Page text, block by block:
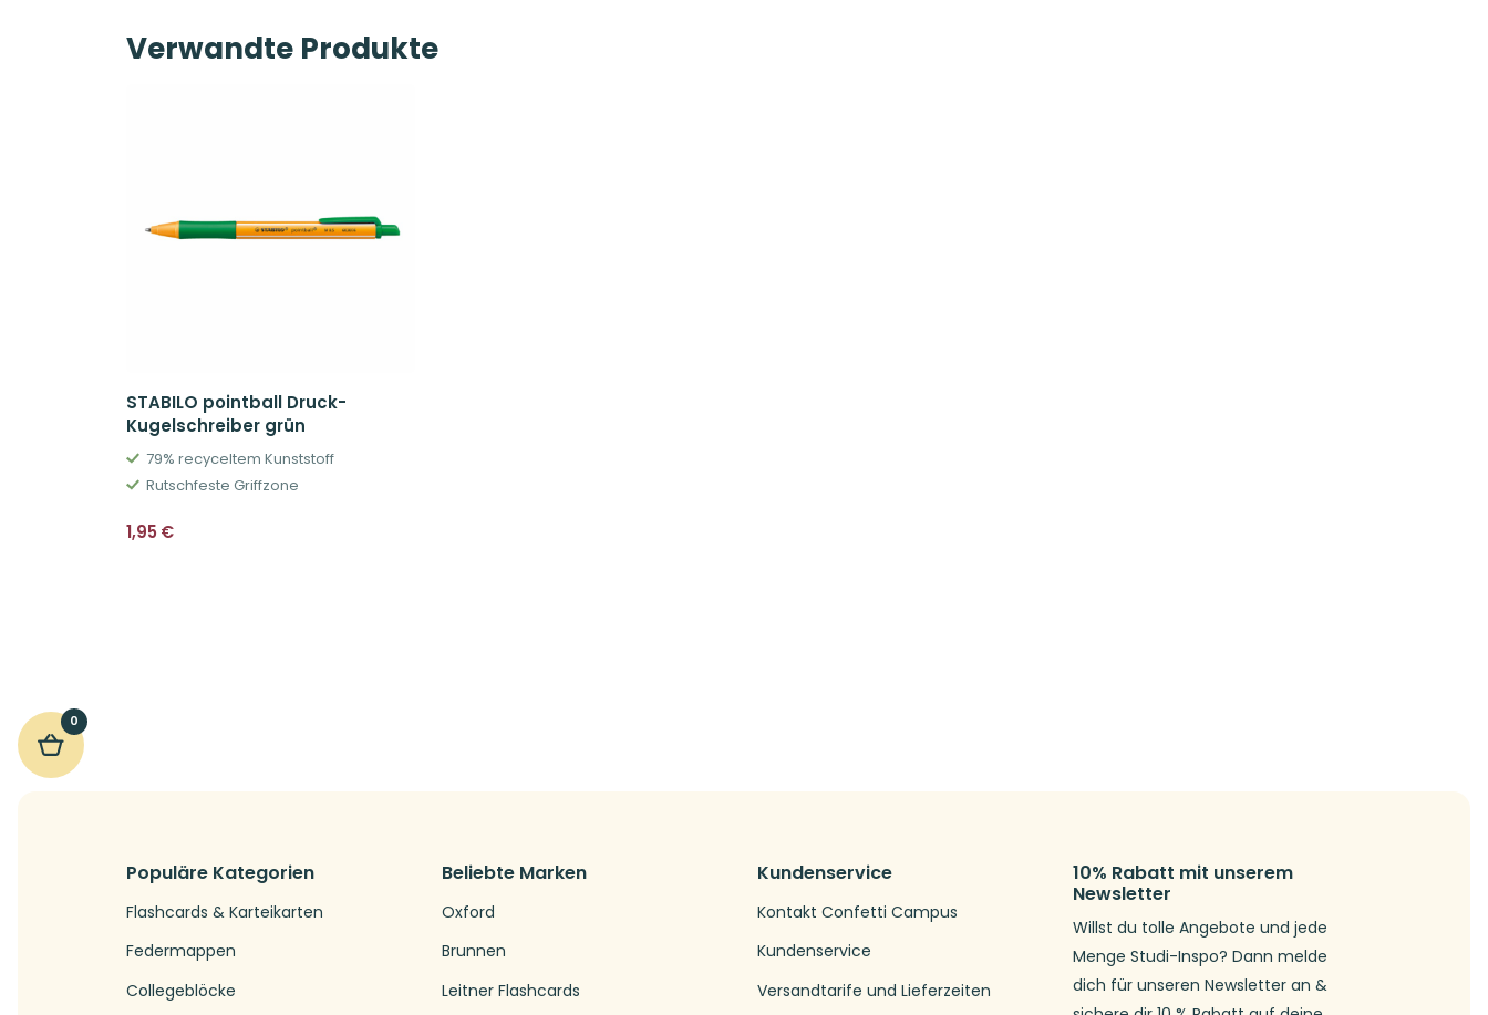
Verwandte Produkte
STABILO pointball Druck-
Kugelschreiber grün
79% recyceltem Kunststoff
Rutschfeste Griffzone
1,95 €
0
Populäre Kategorien
Flashcards & Karteikarten
Federmappen
Collegeblöcke
Beliebte Marken
Oxford
Brunnen
Leitner Flashcards
Kundenservice
Kontakt Confetti Campus
Kundenservice
Versandtarife und Lieferzeiten
10% Rabatt mit unserem
Newsletter
Willst du tolle Angebote und jede
Menge Studi-Inspo? Dann melde
dich für unseren Newsletter an &